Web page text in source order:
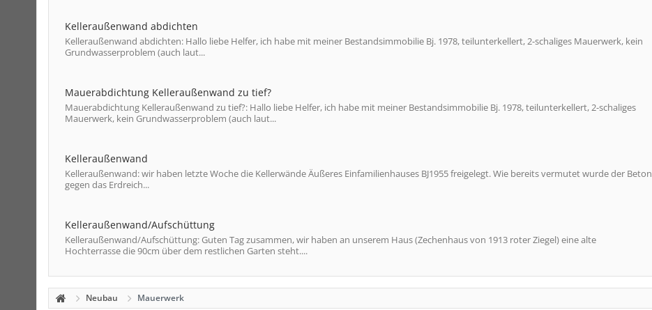
Kelleraußenwand abdichten
Kelleraußenwand abdichten: Hallo liebe Helfer, ich habe mit meiner Bestandsimmobilie Bj. 1978, teilunterkellert, 2-schaliges Mauerwerk, kein
Grundwasserproblem (auch laut...
Mauerabdichtung Kelleraußenwand zu tief?
Mauerabdichtung Kelleraußenwand zu tief?: Hallo liebe Helfer, ich habe mit meiner Bestandsimmobilie Bj. 1978, teilunterkellert, 2-schaliges
Mauerwerk, kein Grundwasserproblem (auch laut...
Kelleraußenwand
Kelleraußenwand: wir haben letzte Woche die Kellerwände Äußeres Einfamilienhauses BJ1955 freigelegt. Wie bereits vermutet wurde der Beton
gegen das Erdreich...
Kelleraußenwand/Aufschüttung
Kelleraußenwand/Aufschüttung: Guten Tag zusammen, wir haben an unserem Haus (Zechenhaus von 1913 roter Ziegel) eine alte
Hochterrasse die 90cm über dem restlichen Garten steht....
Neubau Mauerwerk